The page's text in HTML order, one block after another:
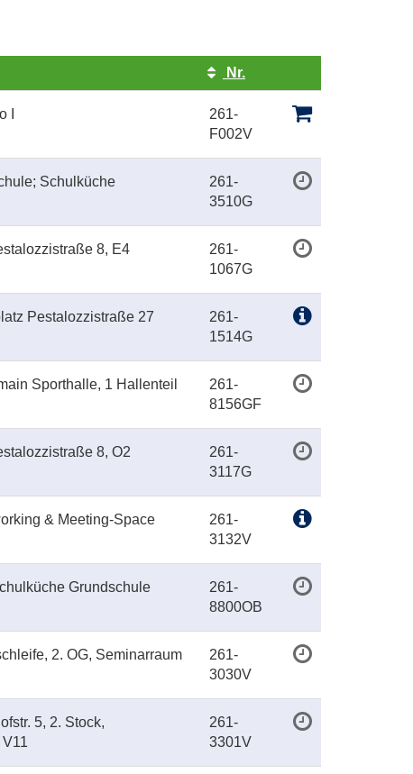
Nr.
Kursstatus
I
261-
F002V
Schulküche
261-
3510G
8, E4
261-
1067G
Pestalozzistraße 27
261-
1514G
Sporthalle, 1 Hallenteil
261-
8156GF
8, O2
261-
3117G
& Meeting-Space
261-
3132V
Grundschule
261-
8800OB
2. OG, Seminarraum
261-
3030V
5, 2. Stock,
261-
3301V